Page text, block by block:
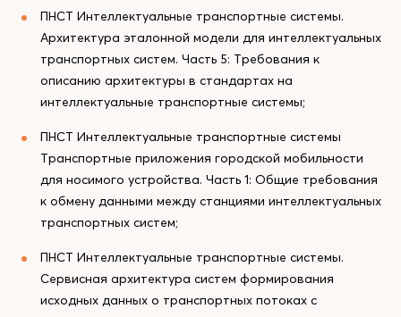
ПНСТ Интеллектуальные транспортные системы.
Архитектура эталонной модели для интеллектуальных
транспортных систем. Часть 5: Требования к
описанию архитектуры в стандартах на
интеллектуальные транспортные системы;
ПНСТ Интеллектуальные транспортные системы
Транспортные приложения городской мобильности
для носимого устройства. Часть 1: Общие требования
к обмену данными между станциями интеллектуальных
транспортных систем;
ПНСТ Интеллектуальные транспортные системы.
Сервисная архитектура систем формирования
исходных данных о транспортных потоках с